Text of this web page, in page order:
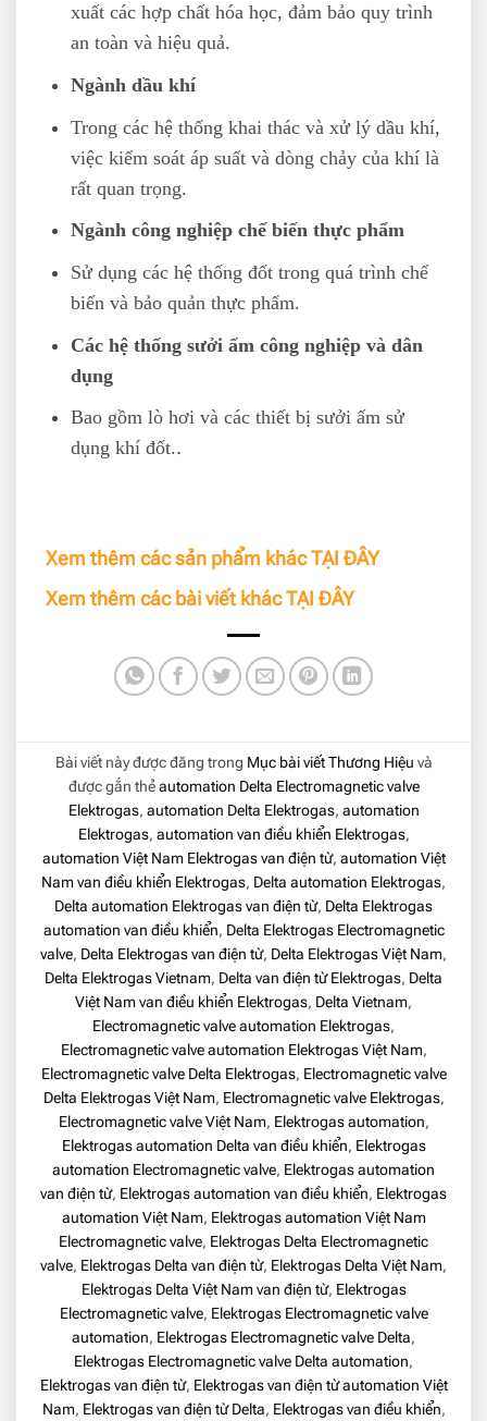
xuất các hợp chất hóa học, đảm bảo quy trình
an toàn và hiệu quả.
Ngành dầu khí
Trong các hệ thống khai thác và xử lý dầu khí,
việc kiểm soát áp suất và dòng chảy của khí là
rất quan trọng.
Ngành công nghiệp chế biến thực phẩm
Sử dụng các hệ thống đốt trong quá trình chế
biến và bảo quản thực phẩm.
Các hệ thống sưởi ấm công nghiệp và dân
dụng
Bao gồm lò hơi và các thiết bị sưởi ấm sử
dụng khí đốt..
Xem thêm các sản phẩm khácTẠI ĐÂY
Xem thêm các bài viết khácTẠI ĐÂY
Bài viết này được đăng trong Mục bài viết Thương Hiệu và
được gắn thẻautomation Delta Electromagnetic valve
Elektrogas, automation Delta Elektrogas, automation
Elektrogas, automation van điều khiển Elektrogas,
automation Việt Nam Elektrogas van điện từ, automation Việt
Nam van điều khiển Elektrogas, Delta automation Elektrogas,
Delta automation Elektrogas van điện từ, Delta Elektrogas
automation van điều khiển, Delta Elektrogas Electromagnetic
valve, Delta Elektrogas van điện từ, Delta Elektrogas Việt Nam,
Delta Elektrogas Vietnam, Delta van điện từ Elektrogas, Delta
Việt Nam van điều khiển Elektrogas, Delta Vietnam,
Electromagnetic valve automation Elektrogas,
Electromagnetic valve automation Elektrogas Việt Nam,
Electromagnetic valve Delta Elektrogas, Electromagnetic valve
Delta Elektrogas Việt Nam, Electromagnetic valve Elektrogas,
Electromagnetic valve Việt Nam, Elektrogas automation,
Elektrogas automation Delta van điều khiển, Elektrogas
automation Electromagnetic valve, Elektrogas automation
van điện từ, Elektrogas automation van điều khiển, Elektrogas
automation Việt Nam, Elektrogas automation Việt Nam
Electromagnetic valve, Elektrogas Delta Electromagnetic
valve, Elektrogas Delta van điện từ, Elektrogas Delta Việt Nam,
Elektrogas Delta Việt Nam van điện từ, Elektrogas
Electromagnetic valve, Elektrogas Electromagnetic valve
automation, Elektrogas Electromagnetic valve Delta,
Elektrogas Electromagnetic valve Delta automation,
Elektrogas van điện từ, Elektrogas van điện từ automation Việt
Nam, Elektrogas van điện từ Delta, Elektrogas van điều khiển,